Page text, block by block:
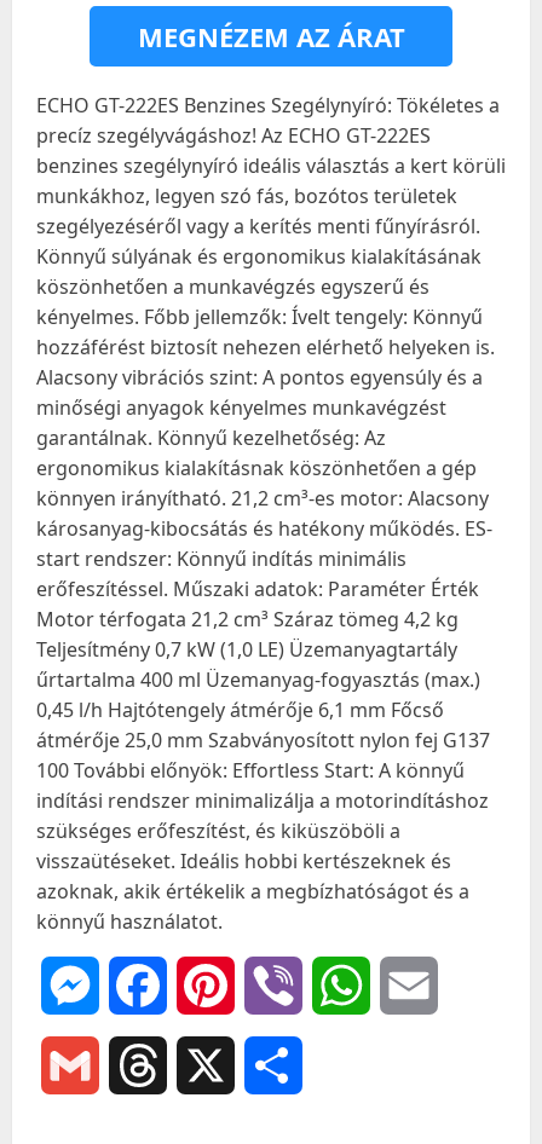
MEGNÉZEM AZ ÁRAT
ECHO GT-222ES Benzines Szegélynyíró: Tökéletes a
precíz szegélyvágáshoz! Az ECHO GT-222ES
benzines szegélynyíró ideális választás a kert körüli
munkákhoz, legyen szó fás, bozótos területek
szegélyezéséről vagy a kerítés menti fűnyírásról.
Könnyű súlyának és ergonomikus kialakításának
köszönhetően a munkavégzés egyszerű és
kényelmes. Főbb jellemzők: Ívelt tengely: Könnyű
hozzáférést biztosít nehezen elérhető helyeken is.
Alacsony vibrációs szint: A pontos egyensúly és a
minőségi anyagok kényelmes munkavégzést
garantálnak. Könnyű kezelhetőség: Az
ergonomikus kialakításnak köszönhetően a gép
könnyen irányítható. 21,2 cm³-es motor: Alacsony
károsanyag-kibocsátás és hatékony működés. ES-
start rendszer: Könnyű indítás minimális
erőfeszítéssel. Műszaki adatok: Paraméter Érték
Motor térfogata 21,2 cm³ Száraz tömeg 4,2 kg
Teljesítmény 0,7 kW (1,0 LE) Üzemanyagtartály
űrtartalma 400 ml Üzemanyag-fogyasztás (max.)
0,45 l/h Hajtótengely átmérője 6,1 mm Főcső
átmérője 25,0 mm Szabványosított nylon fej G137
100 További előnyök: Effortless Start: A könnyű
indítási rendszer minimalizálja a motorindításhoz
szükséges erőfeszítést, és kiküszöböli a
visszaütéseket. Ideális hobbi kertészeknek és
azoknak, akik értékelik a megbízhatóságot és a
könnyű használatot.
MessengerFacebookPinterest Viber WhatsApp
Gmail Threads